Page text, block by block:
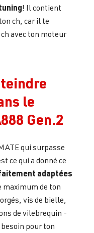
! Il contient
ch, car il te
avec ton moteur
le
Gen.2
qui surpasse
ce qui a donné ce
adaptées
de ton
vis de bielle,
de vilebrequin -
pour ton